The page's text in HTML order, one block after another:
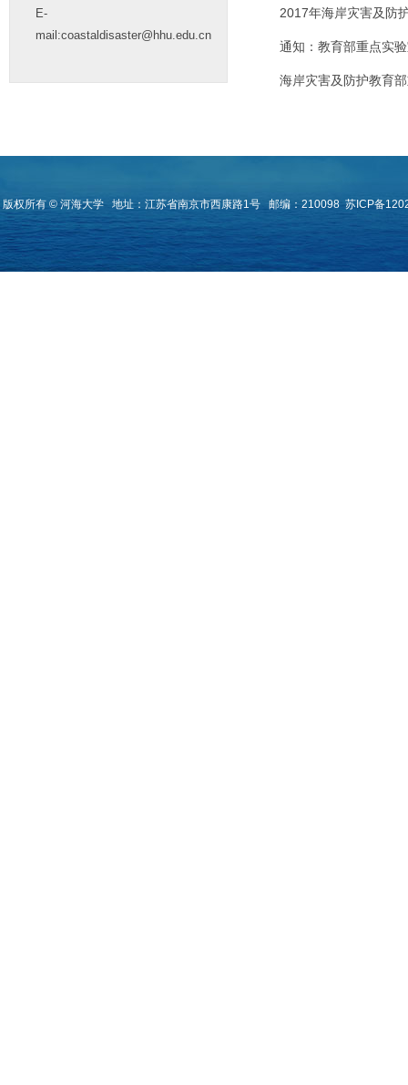
E-
mail:coastaldisaster@hhu.edu.cn
2017年海岸灾害及防
通知：教育部重点实
海岸灾害及防护教育
版权所有 © 河海大学 地址：江苏省南京市西康路1号 邮编：210098 苏ICP备